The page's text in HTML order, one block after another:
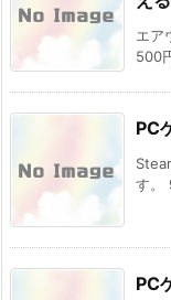
エア
500
PC
す。
PC